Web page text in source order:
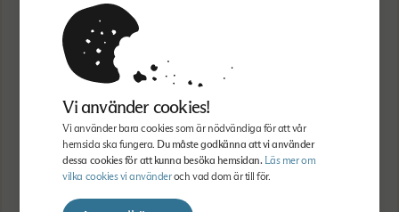
Vi använder cookies!
Vi använder bara cookies som är nödvändiga för att vår
hemsida ska fungera. Du måste godkänna att vi använder
dessa cookies för att kunna besöka hemsidan. Läs mer om
vilka cookies vi använderoch vad dom är till för.
Anmäl dig
Dina uppgifter:
Förnamn
Efternamn